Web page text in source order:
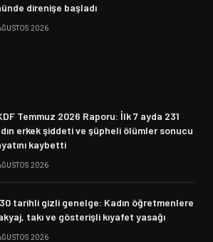
direnişe başladı
2026
Temmuz 2026 Raporu: İlk 7 ayda 231
erkek şiddeti ve şüpheli ölümler sonucu
kaybetti
2026
tarihli gizli genelge: Kadın öğretmenlere
takı ve gösterişli kıyafet yasağı
2026